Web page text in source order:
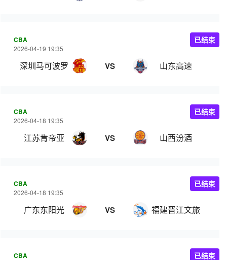
CBA
2026-04-19 19:35
深圳马可波罗 VS 山东高速
已结束
CBA
2026-04-18 19:35
江苏肯帝亚 VS 山西汾酒
已结束
CBA
2026-04-18 19:35
广东东阳光 VS 福建晋江文旅
已结束
CBA 已结束